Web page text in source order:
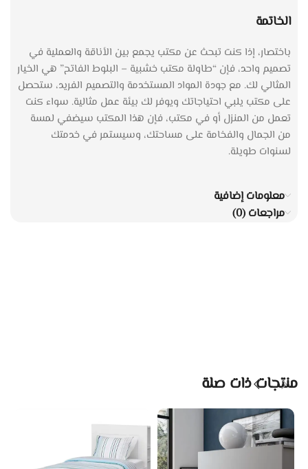
الخاتمة
باختصار، إذا كنت تبحث عن مكتب يجمع بين الأناقة والعملية في
تصميم واحد، فإن “طاولة مكتب خشبية – البلوط الفاتح” هي الخيار
المثالي لك. مع جودة المواد المستخدمة والتصميم الفريد، ستحصل
على مكتب يلبي احتياجاتك ويوفر لك بيئة عمل مثالية. سواء كنت
تعمل من المنزل أو في مكتب، فإن هذا المكتب سيضفي لمسة
من الجمال والفخامة على مساحتك، وسيستمر في خدمتك
لسنوات طويلة.
معلومات إضافية
مراجعات (0)
منتجات ذات صلة